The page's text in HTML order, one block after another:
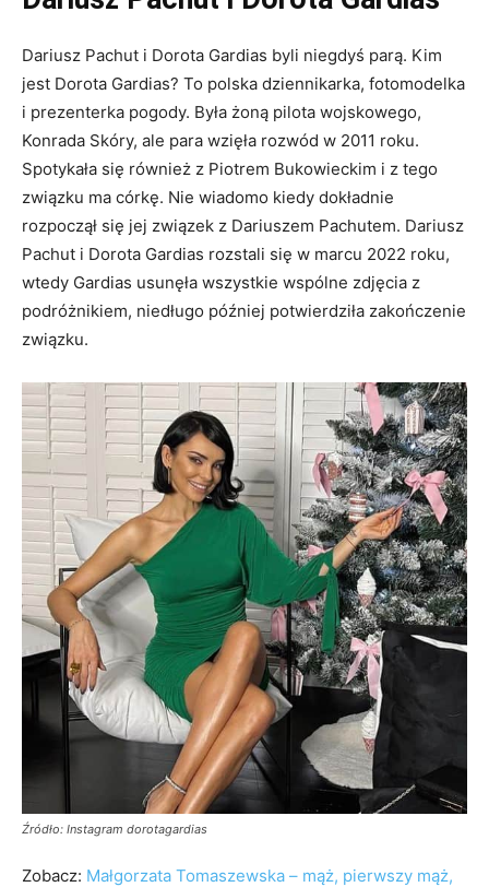
Dariusz Pachut i Dorota Gardias byli niegdyś parą. Kim
jest Dorota Gardias? To polska dziennikarka, fotomodelka
i prezenterka pogody. Była żoną pilota wojskowego,
Konrada Skóry, ale para wzięła rozwód w 2011 roku.
Spotykała się również z Piotrem Bukowieckim i z tego
związku ma córkę. Nie wiadomo kiedy dokładnie
rozpoczął się jej związek z Dariuszem Pachutem. Dariusz
Pachut i Dorota Gardias rozstali się w marcu 2022 roku,
wtedy Gardias usunęła wszystkie wspólne zdjęcia z
podróżnikiem, niedługo później potwierdziła zakończenie
związku.
Źródło: Instagram dorotagardias
Zobacz: Małgorzata Tomaszewska – mąż, pierwszy mąż,